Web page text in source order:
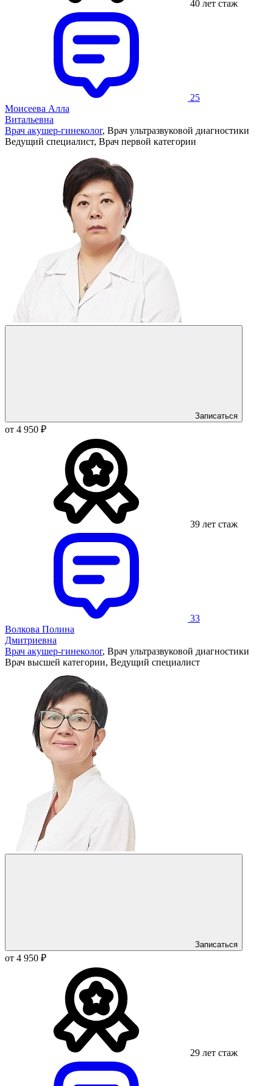
40 лет стаж
25
Моисеева Алла
Витальевна
Врач акушер-гинеколог, Врач ультразвуковой диагностики
Ведущий специалист, Врач первой категории
Записаться
от 4 950 ₽
39 лет стаж
33
Волкова Полина
Дмитриевна
Врач акушер-гинеколог, Врач ультразвуковой диагностики
Врач высшей категории, Ведущий специалист
Записаться
от 4 950 ₽
29 лет стаж